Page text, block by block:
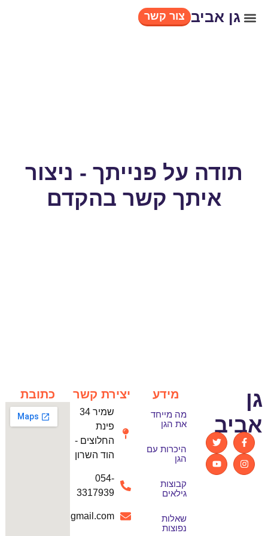
גן אביב צור קשר
תודה על פנייתך - ניצור
איתך קשר בהקדם
גן
אביב
מידע
מה מייחד
את הגן
היכרות עם
הגן
קבוצות
גילאים
שאלות
נפוצות
יצירת קשר
שמיר 34
פינת
החלוצים -
הוד השרון
054-
3317939
ganaviv01@gmail.com
כתובת